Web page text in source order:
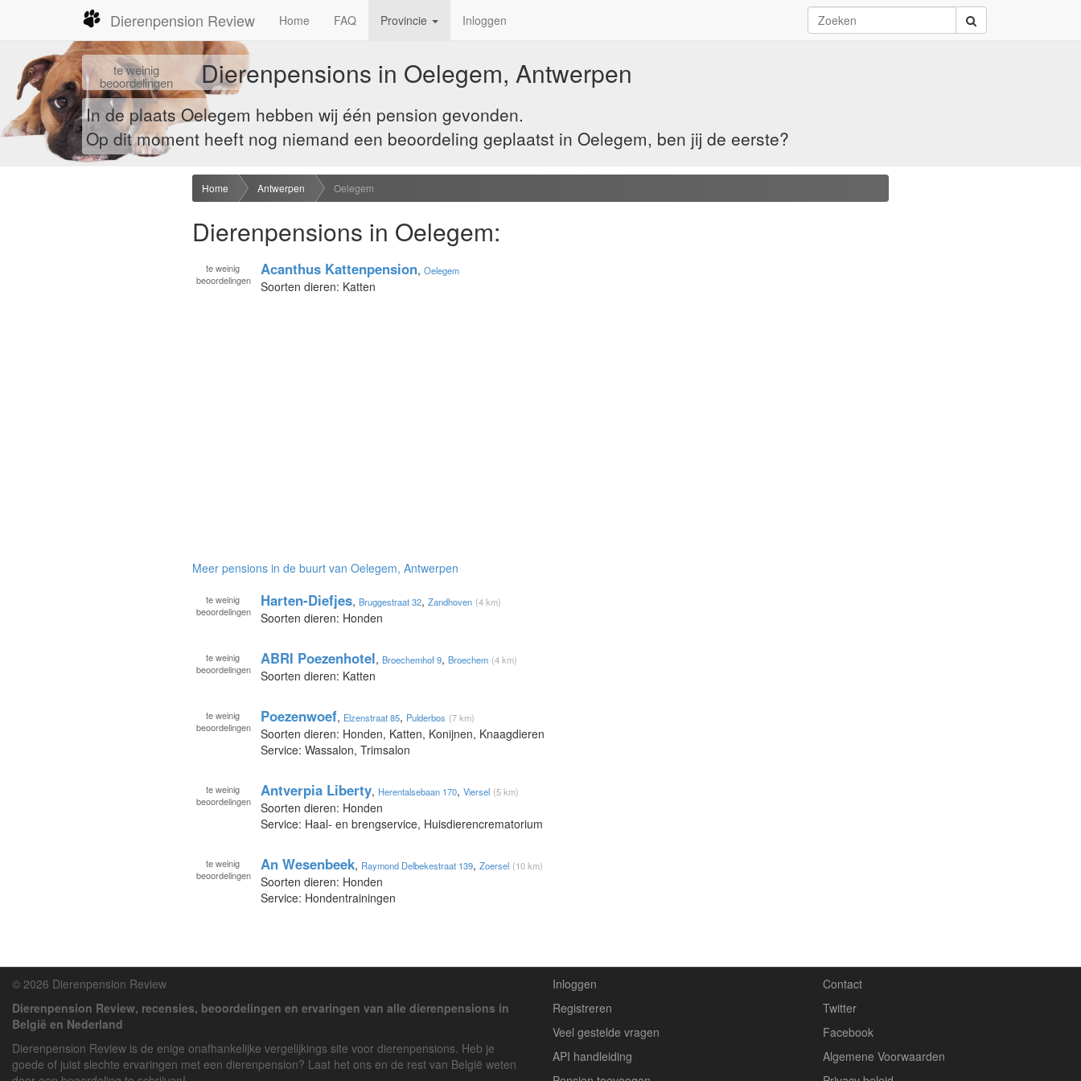
Dierenpension Review Home FAQ Provincie Inloggen
teweinig
beoordelingen Dierenpensions in Oelegem, Antwerpen
In de plaats Oelegem hebben wij één pension gevonden.
Op dit moment heeft nog niemand een beoordeling geplaatst in Oelegem, ben jij de eerste?
Home Antwerpen Oelegem
Dierenpensions in Oelegem:
te weinig
beoordelingen
Acanthus Kattenpension, Oelegem
Soorten dieren: Katten
Meer pensions in de buurt van Oelegem, Antwerpen
te weinig
beoordelingen
Harten-Diefjes, Bruggestraat 32, Zandhoven (4 km)
Soorten dieren: Honden
te weinig
beoordelingen
ABRI Poezenhotel, Broechemhof 9, Broechem (4 km)
Soorten dieren: Katten
te weinig
beoordelingen
Poezenwoef, Elzenstraat 85, Pulderbos (7 km)
Soorten dieren: Honden, Katten, Konijnen, Knaagdieren
Service: Wassalon, Trimsalon
te weinig
beoordelingen
Antverpia Liberty, Herentalsebaan 170, Viersel (5 km)
Soorten dieren: Honden
Service: Haal- en brengservice, Huisdierencrematorium
te weinig
beoordelingen
An Wesenbeek, Raymond Delbekestraat 139, Zoersel (10 km)
Soorten dieren: Honden
Service: Hondentrainingen
© 2026 Dierenpension Review
Dierenpension Review, recensies, beoordelingen en ervaringen van alle dierenpensions in
België en Nederland
Dierenpension Review is de enige onafhankelijke vergelijkings site voor dierenpensions. Heb je
goede of juist slechte ervaringen met een dierenpension? Laat het ons en de rest van België weten
Inloggen
Registreren
Veel gestelde vragen
API handleiding
Contact
Twitter
Facebook
Algemene Voorwaarden